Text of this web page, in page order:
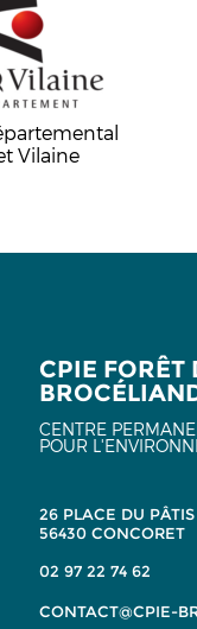
Vilaine
CPIE FORÊT
CENTRE
POUR
26 PLACE DU
56430 CONCORET
02 97 22 74 62
CONTACT@CPIE-